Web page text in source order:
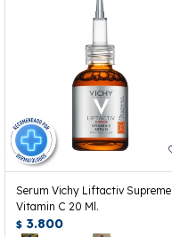
Serum Vichy Liftactiv Supreme
Vitamin C 20 Ml.
$ 3.800